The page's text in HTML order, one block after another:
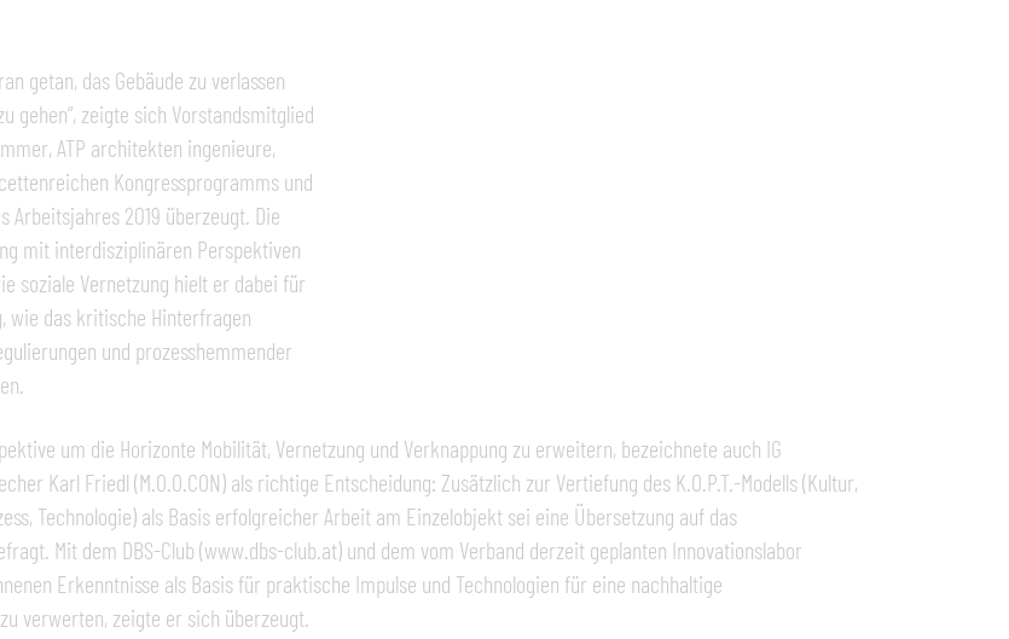
getan, das Gebäude zu verlassen
gehen“, zeigte sich Vorstandsmitglied
ATP architekten ingenieure,
Kongressprogramms und
Arbeitsjahres 2019 überzeugt. Die
mit interdisziplinären Perspektiven
soziale Vernetzung hielt er dabei für
wie das kritische Hinterfragen
und prozesshemmender
um die Horizonte Mobilität, Vernetzung und Verknappung zu erweitern, bezeichnete auch IG
Karl Friedl (M.O.O.CON) als richtige Entscheidung: Zusätzlich zur Vertiefung des K.O.P.T.-Modells (Kultur,
Technologie) als Basis erfolgreicher Arbeit am Einzelobjekt sei eine Übersetzung auf das
Mit dem DBS-Club (www.dbs-club.at) und dem vom Verband derzeit geplanten Innovationslabor
Erkenntnisse als Basis für praktische Impulse und Technologien für eine nachhaltige
verwerten, zeigte er sich überzeugt.